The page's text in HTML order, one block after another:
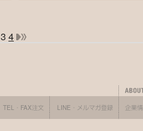
3 4
TEL・FAX注文 LINE・メルマガ登録 企業